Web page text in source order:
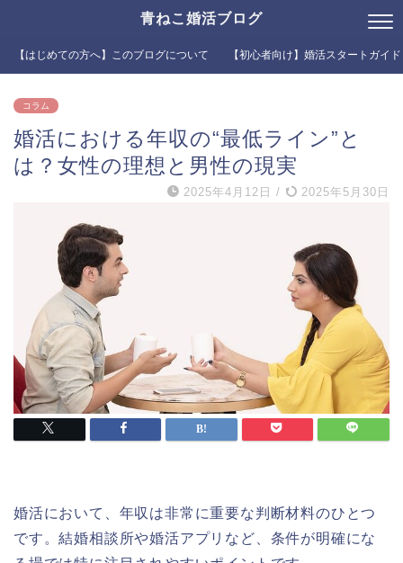
青ねこ婚活ブログ
【はじめての方へ】このブログについて 【初心者向け】婚活スタートガイ
コラム
婚活における年収の“最低ライン”と
は？女性の理想と男性の現実
2025年4月12日 / 2025年5月30日
婚活において、年収は非常に重要な判断材料のひとつ
です。結婚相談所や婚活アプリなど、条件が明確にな